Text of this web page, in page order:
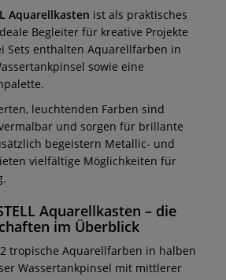
Aquarellkasten ist als praktisches
Begleiter für kreative Projekte
Sets enthalten Aquarellfarben in
sowie eine
leuchtenden Farben sind
und sorgen für brillante
begeistern Metallic- und
vielfältige Möglichkeiten für
Aquarellkasten – die
im Überblick
tropische Aquarellfarben in halben
Wassertankpinsel mit mittlerer